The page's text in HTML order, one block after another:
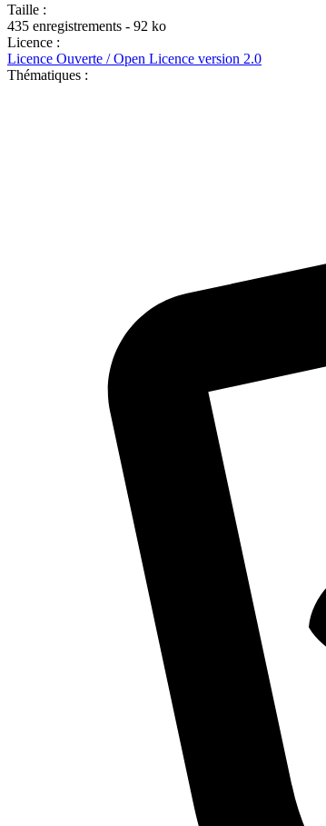
Taille :
435 enregistrements - 92 ko
Licence :
Licence Ouverte / Open Licence version 2.0
Thématiques :